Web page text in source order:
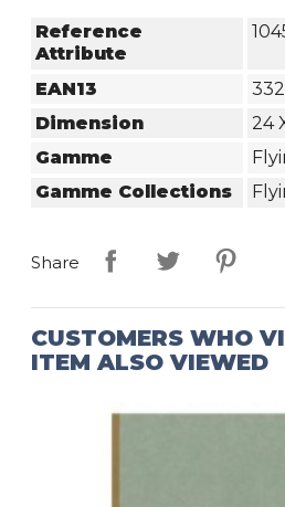
Reference
Attribute
EAN13
Dimension
24
Gamme
Gamme Collections
Share
CUSTOMERS WHO
ITEM ALSO VIEWED